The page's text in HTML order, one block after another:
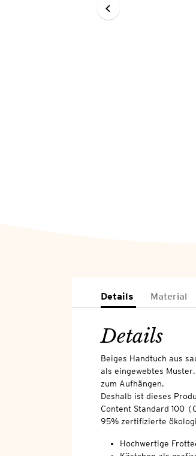
Details Material
Details
Beiges Handtuch aus
als eingewebtes
zum Aufhängen.
Deshalb ist dieses
Content Standard 100
95% zertifizierte
Hochwertige